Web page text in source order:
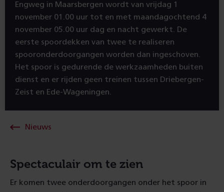
Engweg in Maarsbergen wordt van vrijdag 1
november 01.00 uur tot en met maandagochtend 4
november 05.00 uur dag en nacht gewerkt. De
eerste spoordekken van twee te realiseren
spooronderdoorgangen worden dan ingeschoven.
Het spoor is gedurende de werkzaamheden buiten
dienst en er rijden geen treinen tussen Driebergen-
Zeist en Ede-Wageningen.
Nieuws
Spectaculair om te zien
Er komen twee onderdoorgangen onder het spoor in